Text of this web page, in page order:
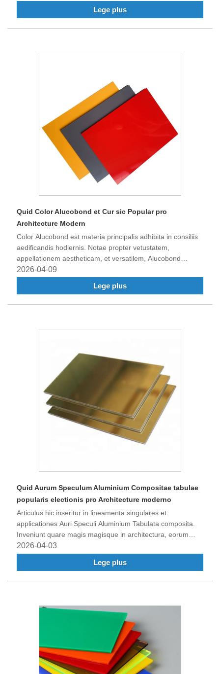
quaerentibus et stilum et functionem.
Lege plus
Quid Color Alucobond et Cur sic Popular pro
Architecture Modern
Color Alucobond est materia principalis adhibita in consiliis
aedificandis hodiernis. Notae propter vetustatem,
appellationem aestheticam, et versatilem, Alucobond
tabulae specimen sunt variis applicationibus, quae inter
lineas, texit et interiores designant. Hoc blog incidit in
proprietates, utilitates et applicationes Coloris Alucobond,
2026-04-09
Lege plus
Quid Aurum Speculum Aluminium Compositae tabulae
popularis electionis pro Architecture moderno
Articulus hic inseritur in lineamenta singulares et
applicationes Auri Speculi Aluminium Tabulata composita.
Inveniunt quare magis magisque in architectura, eorum
commodis adhibeantur, et quomodo consilium modernum
convertant. Legere in explorare beneficia eorum, apicibus
2026-04-03
Lege plus